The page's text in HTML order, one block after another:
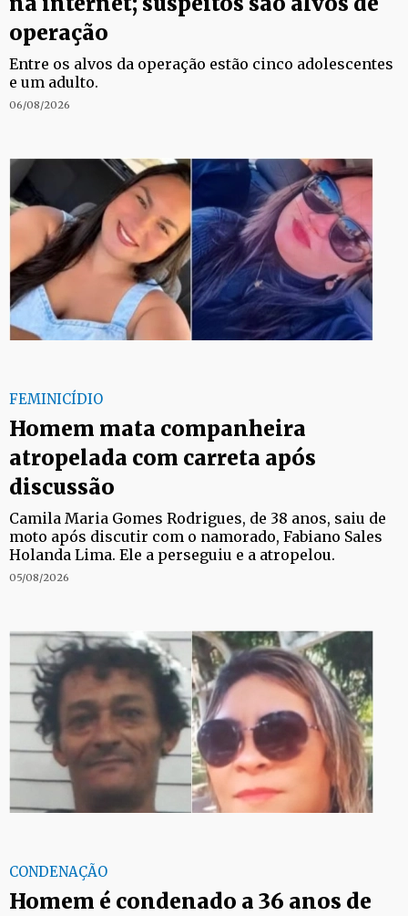
operação
Entre os alvos da operação estão cinco adolescentes
e um adulto.
06/08/2026
FEMINICÍDIO
Homem mata companheira
atropelada com carreta após
discussão
Camila Maria Gomes Rodrigues, de 38 anos, saiu de
moto após discutir com o namorado, Fabiano Sales
Holanda Lima. Ele a perseguiu e a atropelou.
05/08/2026
CONDENAÇÃO
Homem é condenado a 36 anos de